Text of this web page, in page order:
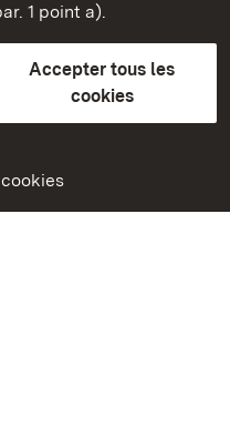
1 point a).
Accepter tous les
cookies